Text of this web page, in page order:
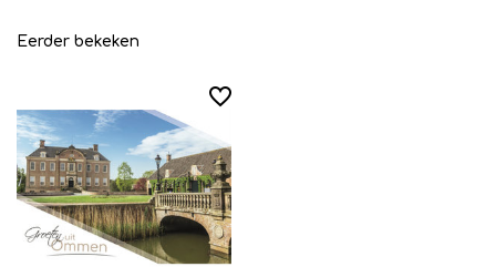
Eerder bekeken